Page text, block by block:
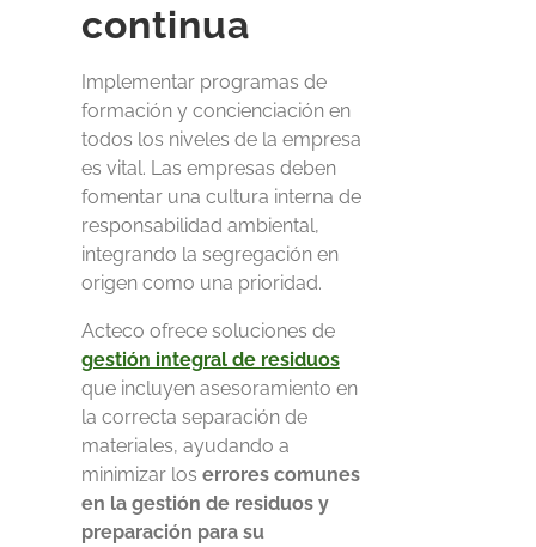
continua
Implementar programas de
formación y concienciación en
todos los niveles de la empresa
es vital. Las empresas deben
fomentar una cultura interna de
responsabilidad ambiental,
integrando la segregación en
origen como una prioridad.
Acteco ofrece soluciones de
gestión integral de residuos
que incluyen asesoramiento en
la correcta separación de
materiales, ayudando a
minimizar los errores comunes
en la gestión de residuos y
preparación para su